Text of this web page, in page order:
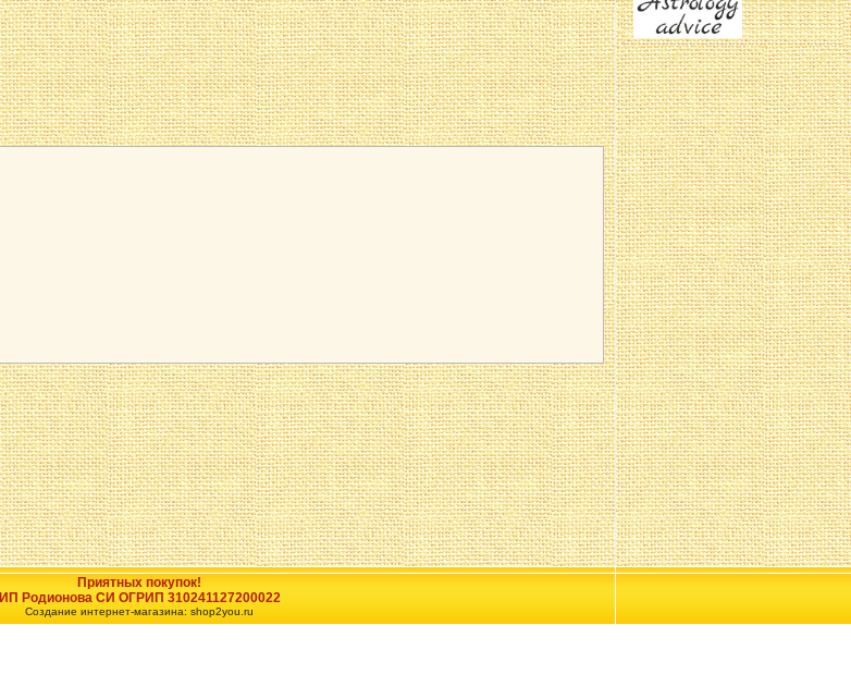
Приятных покупок!
ИП Родионова СИ ОГРИП 310241127200022
Создание интернет-магазина: shop2you.ru